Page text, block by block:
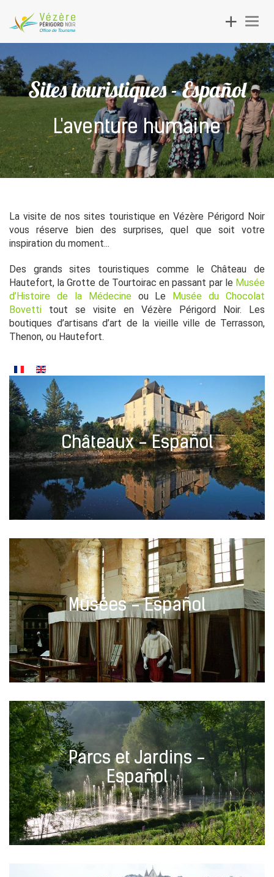
Toggle
navigation
Sites touristiques - Español
L'aventure humaine
La visite de nos sites touristique en Vézère Périgord Noir
vous réserve bien des surprises, quel que soit votre
inspiration du moment...
Des grands sites touristiques comme le Château de
Hautefort, la Grotte de Tourtoirac en passant par le Musée
d’Histoire de la Médecineou Le Musée du Chocolat
Bovetti tout se visite en Vézère Périgord Noir. Les
boutiques d’artisans d’art de la vieille ville de Terrasson,
Thenon, ou Hautefort.
Châteaux - Español
Musées - Español
Parcs et Jardins -
Español